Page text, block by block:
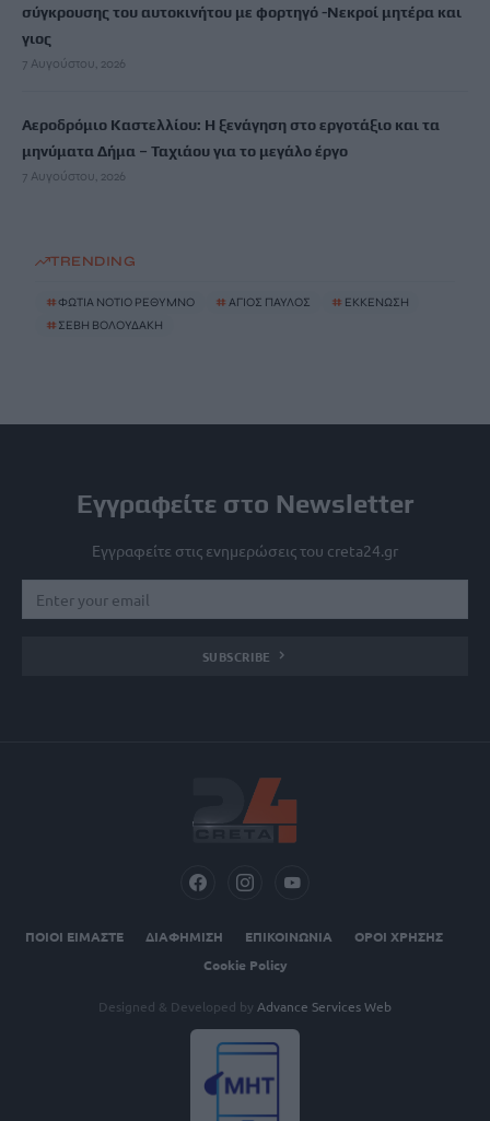
σύγκρουσης του αυτοκινήτου με φορτηγό -Νεκροί μητέρα και
γιος
7 Αυγούστου, 2026
Αεροδρόμιο Καστελλίου: Η ξενάγηση στο εργοτάξιο και τα
μηνύματα Δήμα – Ταχιάου για το μεγάλο έργο
7 Αυγούστου, 2026
TRENDING
#ΦΩΤΙΑ ΝΟΤΙΟ ΡΕΘΥΜΝΟ # ΑΓΙΟΣ ΠΑΥΛΟΣ # ΕΚΚΕΝΩΣΗ
# ΣΕΒΗ ΒΟΛΟΥΔΑΚΗ
Εγγραφείτε στο Newsletter
Εγγραφείτε στις ενημερώσεις του creta24.gr
SUBSCRIBE
ΠΟΙΟΙ ΕΙΜΑΣΤΕ ΔΙΑΦΗΜΙΣΗ ΕΠΙΚΟΙΝΩΝΙΑ
ΟΡΟΙ ΧΡΗΣΗΣ
Cookie Policy
Designed & Developed by Advance Services Web